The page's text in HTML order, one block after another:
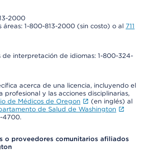
2000
áreas: 1-800-813-2000 (sin costo) o al 711
de interpretación de idiomas: 1-800-324-
acerca de una licencia, incluyendo el
profesional y las acciones disciplinarias,
de Médicos de Oregon
(en inglés) al
de Salud de Washington
4700.
o proveedores comunitarios afiliados